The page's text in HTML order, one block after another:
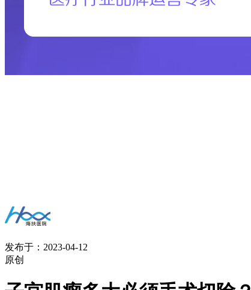
发布于：2023-04-12
原创